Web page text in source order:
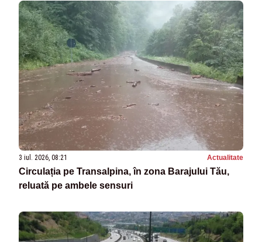
3 iul. 2026, 08:21 Actualitate
Circulația pe Transalpina, în zona Barajului Tău,
reluată pe ambele sensuri